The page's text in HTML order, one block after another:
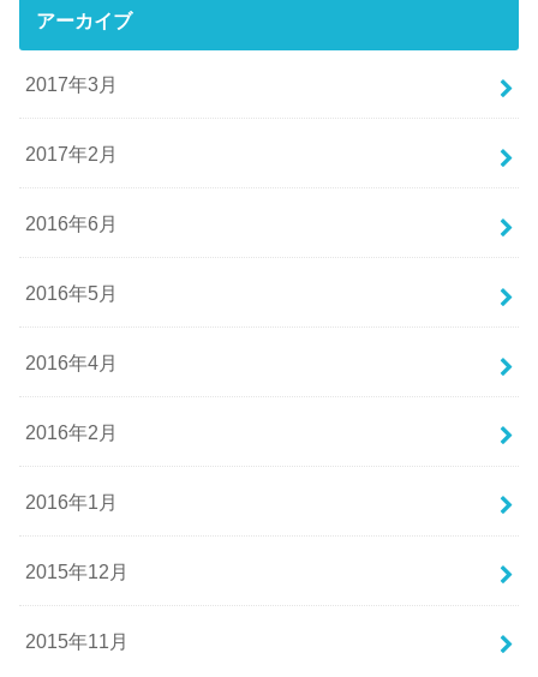
アーカイブ
2017年3月
2017年2月
2016年6月
2016年5月
2016年4月
2016年2月
2016年1月
2015年12月
2015年11月